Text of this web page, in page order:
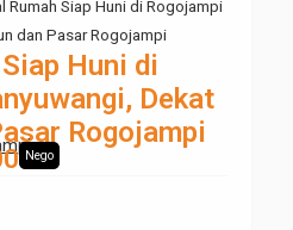
Rumah Siap Huni di Rogojampi
dan Pasar Rogojampi
Huni di
Dekat
Rogojampi
Nego